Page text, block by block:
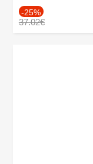
-25%
37.02€